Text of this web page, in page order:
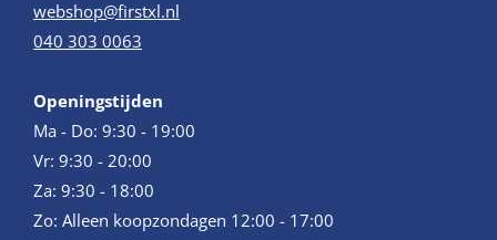
webshop@firstxl.nl
040 303 0063
Openingstijden
Ma - Do: 9:30 - 19:00
Vr: 9:30 - 20:00
Za: 9:30 - 18:00
Zo: Alleen koopzondagen 12:00 - 17:00